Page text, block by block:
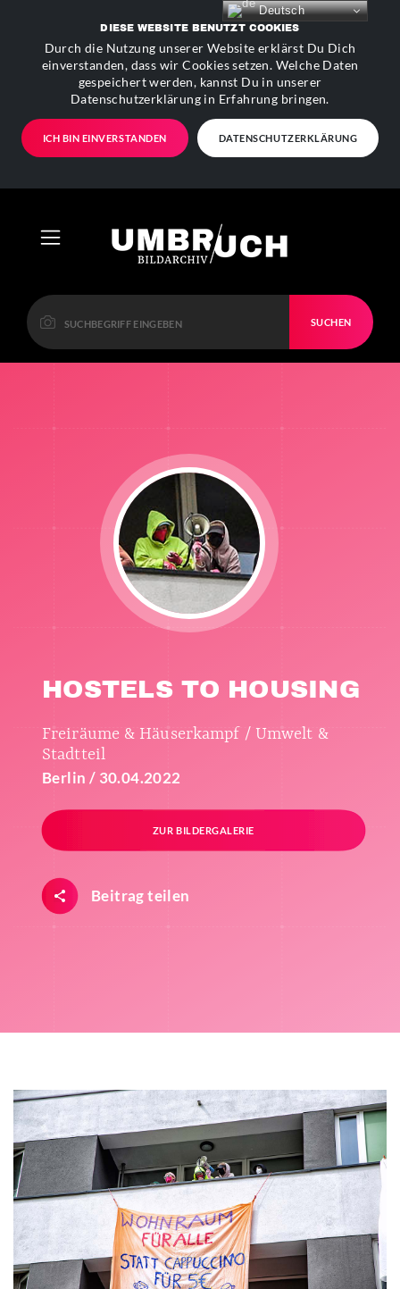
DIESE WEBSITE BENUTZT COOKIES
Durch die Nutzung unserer Website erklärst Du Dich
einverstanden, dass wir Cookies setzen. Welche Daten
gespeichert werden, kannst Du in unserer
Datenschutzerklärung in Erfahrung bringen.
ICH BIN EINVERSTANDEN DATENSCHUTZERKLÄRUNG
SUCHEN
HOSTELS TO HOUSING
Freiräume & Häuserkampf / Umwelt &
Stadtteil
Berlin / 30.04.2022
ZUR BILDERGALERIE
Beitrag teilen
Deutsch